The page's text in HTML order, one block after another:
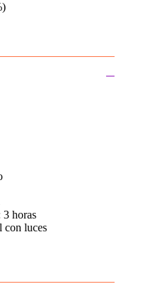
horas
con luces